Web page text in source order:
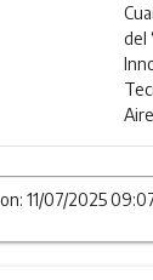
del
11/07/2025